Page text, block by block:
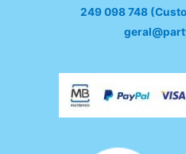
249 098 748